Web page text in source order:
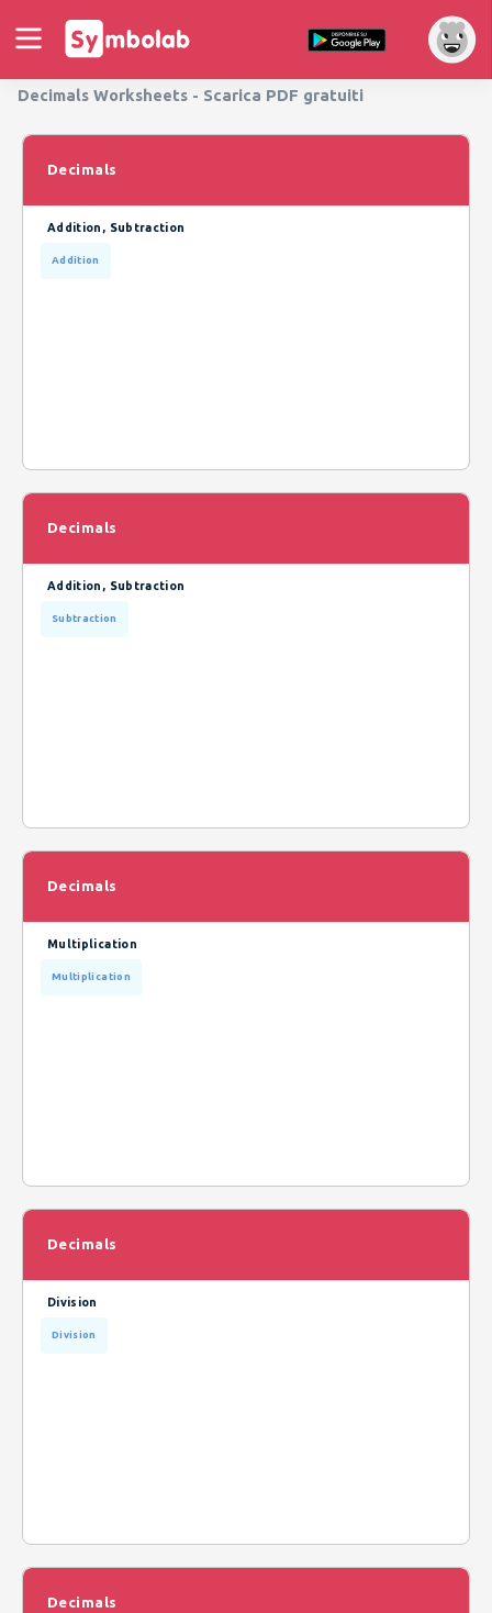
Decimals Worksheets - Scarica PDF gratuiti
Decimals
Addition, Subtraction
Addition
Decimals
Addition, Subtraction
Subtraction
Decimals
Multiplication
Multiplication
Decimals
Division
Division
Decimals